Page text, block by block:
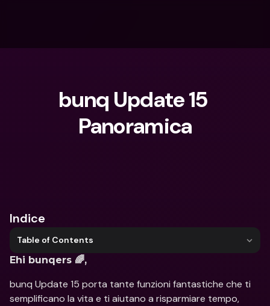
bunq Update 15
Panoramica
Indice
Table of Contents
Ehi bunqers 🌈,
bunq Update 15 porta tante funzioni fantastiche che ti
semplificano la vita e ti aiutano a risparmiare tempo,